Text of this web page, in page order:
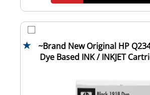
~Brand New Original HP
Dye Based INK / INKJET